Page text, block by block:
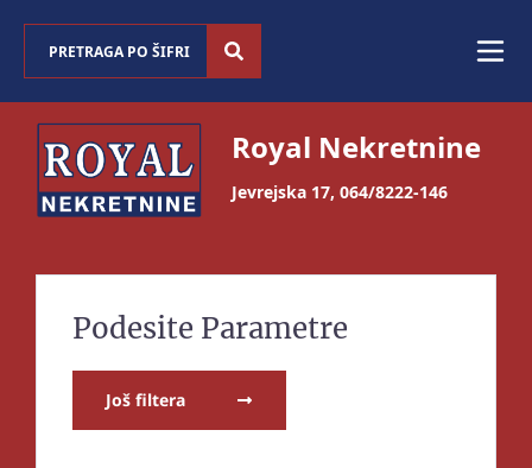
Royal Nekretnine
Jevrejska 17, 064/8222-146
Podesite Parametre
Još filtera